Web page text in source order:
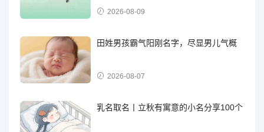
2026-08-09
田姓男孩霸气阳刚名字，尽显男儿气概
2026-08-07
乳名取名丨立秋有寓意的小名分享100个